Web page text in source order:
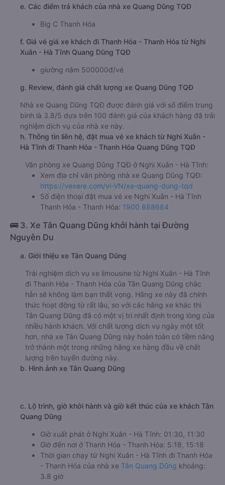
e. Các điểm trả khách của nhà xe Quang Dũng TQĐ
Big C Thanh Hóa
f. Giá vé giá xe khách đi Thanh Hóa - Thanh Hóa từ Nghi
Xuân - Hà Tĩnh Quang Dũng TQĐ
giường nằm 500000đ/vé
g. Review, đánh giá chất lượng xe Quang Dũng TQĐ
Nhà xe Quang Dũng TQĐ được đánh giá với số điểm trung
bình là 3.8/5 dựa trên 100 đánh giá của khách hàng đã trải
nghiệm dịch vụ của nhà xe này.
h. Thông tin liên hệ, đặt mua vé xe khách từ Nghi Xuân -
Hà Tĩnh đi Thanh Hóa - Thanh Hóa Quang Dũng TQĐ
Văn phòng xe Quang Dũng TQĐ ở Nghi Xuân - Hà Tĩnh:
Xem địa chỉ văn phòng nhà xe Quang Dũng TQĐ:
https://vexere.com/vi-VN/xe-quang-dung-tqd
Số điện thoại đặt mua vé xe Nghi Xuân - Hà Tĩnh
Thanh Hóa - Thanh Hóa: 1900 888684
🚌 3. Xe Tân Quang Dũng khởi hành tại Đường
Nguyễn Du
a. Giới thiệu xe Tân Quang Dũng
Trải nghiệm dịch vụ xe limousine từ Nghi Xuân - Hà Tĩnh
đi Thanh Hóa - Thanh Hóa của Tân Quang Dũng chắc
hẳn sẽ không làm bạn thất vọng. Hãng xe này đã chính
thức hoạt động từ rất lâu, so với các hãng xe khác thì
Tân Quang Dũng đã có một vị trí nhất định trong lòng của
nhiều hành khách. Với chất lượng dịch vụ ngày một tốt
hơn, nhà xe Tân Quang Dũng này hoàn toàn có tiềm năng
trở thành một trong những hãng xe hàng đầu về chất
lượng trên tuyến đường này.
b. Hình ảnh xe Tân Quang Dũng